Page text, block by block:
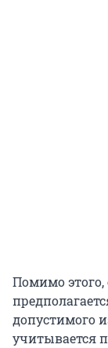
Помимо этого,
допустимого
учитывается